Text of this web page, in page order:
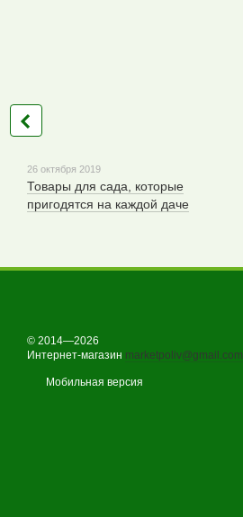
26 октября 2019
Товары для сада, которые
пригодятся на каждой даче
© 2014—2026
Интернет-магазин marketpoliv@gmail.com
Мобильная версия